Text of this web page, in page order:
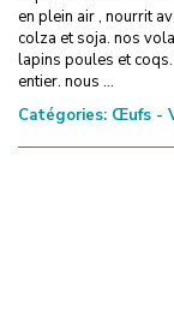
en plein air , nourrit
colza et soja. nos
lapins poules et
entier. nous ...
Catégories: Œufs -